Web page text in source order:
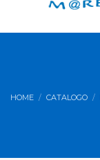
HOME CATALOGO